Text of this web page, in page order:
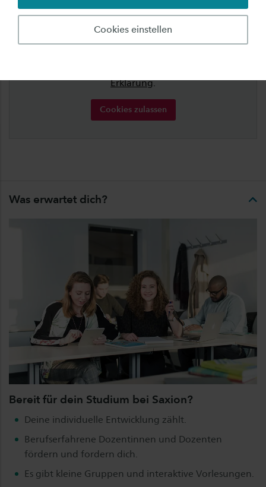
Cookies einstellen
Für einige Elemente verwendet Saxion Inhalte von
Dritten, für die Cookies erforderlich sind.
Erklärung.
Cookies zulassen
Was erwartet dich?
Bereit für dein Studium bei Saxion?
Deine individuelle Entwicklung zählt.
Berufserfahrene Dozentinnen und Dozenten
fördern und fordern dich.
Es gibt kleine Gruppen und interaktive Vorlesungen.